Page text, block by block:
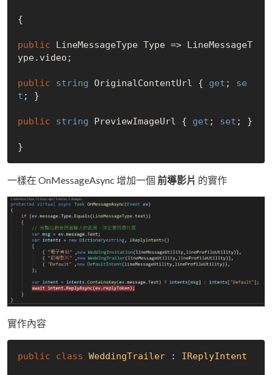
{
public LineMessageType Type => LineMessageT
ype.video;
public string OriginalContentUrl { get ; se
t ; }
public string PreviewImageUrl { get ; set ; }
一樣在 OnMessageAsync 增加一個 前導影片 的實作
實作內容
public class WeddingTrailer : IReplyIntent